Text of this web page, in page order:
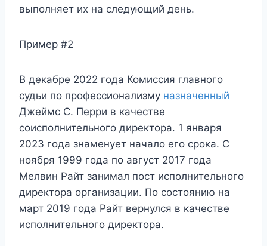
выполняет их на следующий день.
Пример #2
В декабре 2022 года Комиссия главного
судьи по профессионализму назначенный
Джеймс С. Перри в качестве
соисполнительного директора. 1 января
2023 года знаменует начало его срока. С
ноября 1999 года по август 2017 года
Мелвин Райт занимал пост исполнительного
директора организации. По состоянию на
март 2019 года Райт вернулся в качестве
исполнительного директора.